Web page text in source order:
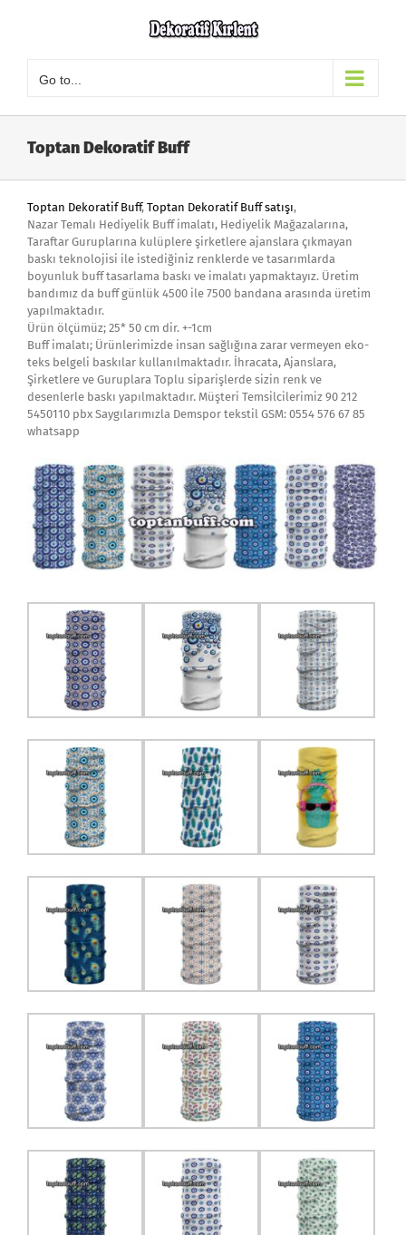
Go to...
Toptan Dekoratif Buff
Toptan Dekoratif Buff, Toptan Dekoratif Buff satışı,
Nazar Temalı Hediyelik Buff imalatı, Hediyelik Mağazalarına,
Taraftar Guruplarına kulüplere şirketlere ajanslara çıkmayan
baskı teknolojisi ile istediğiniz renklerde ve tasarımlarda
boyunluk buff tasarlama baskı ve imalatı yapmaktayız. Üretim
bandımız da buff günlük 4500 ile 7500 bandana arasında üretim
yapılmaktadır.
Ürün ölçümüz; 25* 50 cm dir. +-1cm
Buff imalatı; Ürünlerimizde insan sağlığına zarar vermeyen eko-
teks belgeli baskılar kullanılmaktadır. İhracata, Ajanslara,
Şirketlere ve Guruplara Toplu siparişlerde sizin renk ve
desenlerle baskı yapılmaktadır. Müşteri Temsilcilerimiz 90 212
5450110 pbx Saygılarımızla Demspor tekstil GSM: 0554 576 67 85
whatsapp